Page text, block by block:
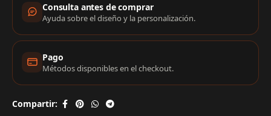
Consulta antes de comprar
Ayuda sobre el diseño y la personalización.
Pago
Métodos disponibles en el checkout.
Compartir: